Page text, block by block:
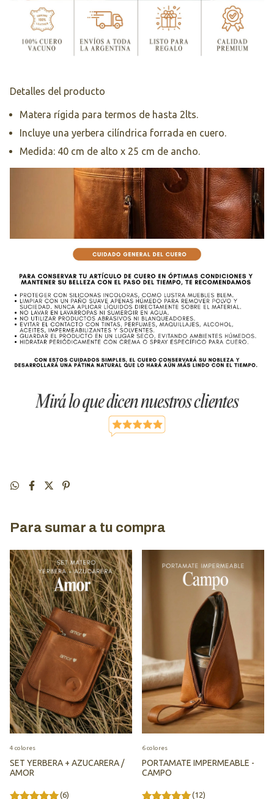
Detalles del producto
Matera rígida para termos de hasta 2lts.
Incluye una yerbera cilíndrica forrada en cuero.
Medida: 40 cm de alto x 25 cm de ancho.
Para sumar a tu compra
SET YERBERA + AZUCARERA /
AMOR
(6)
4 colores
PORTAMATE IMPERMEABLE -
CAMPO
(12)
6 colores